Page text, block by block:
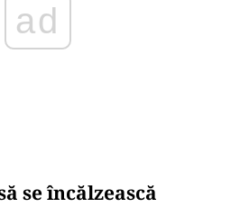
ad
se încălzească